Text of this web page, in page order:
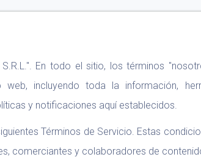
En todo el sitio, los términos
incluyendo toda la información,
y notificaciones aquí establecidos.
Términos de Servicio. Estas
comerciantes y colaboradores de